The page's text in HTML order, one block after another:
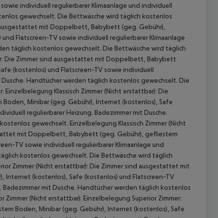
individuell regulierbarer Klimaanlage und individuell
gewechselt. Die Bettwäsche wird täglich kostenlos
mit Doppelbett, Babybett (geg. Gebühr),
Flatscreen-TV sowie individuell regulierbarer Klimaanlage
täglich kostenlos gewechselt. Die Bettwäsche wird täglich
Die Zimmer sind ausgestattet mit Doppelbett, Babybett
(kostenlos) und Flatscreen-TV sowie individuell
Handtücher werden täglich kostenlos gewechselt. Die
Klassisch Zimmer (Nicht erstattbar): Die
Minibar (geg. Gebühr), Internet (kostenlos), Safe
regulierbarer Heizung. Badezimmer mit Dusche.
gewechselt. Einzelbelegung Klassisch Zimmer (Nicht
mit Doppelbett, Babybett (geg. Gebühr), gefliestem
TV sowie individuell regulierbarer Klimaanlage und
kostenlos gewechselt. Die Bettwäsche wird täglich
Zimmer (Nicht erstattbar): Die Zimmer sind ausgestattet mit
(kostenlos), Safe (kostenlos) und Flatscreen-TV
mit Dusche. Handtücher werden täglich kostenlos
(Nicht erstattbar): Einzelbelegung Superior Zimmer:
Boden, Minibar (geg. Gebühr), Internet (kostenlos), Safe